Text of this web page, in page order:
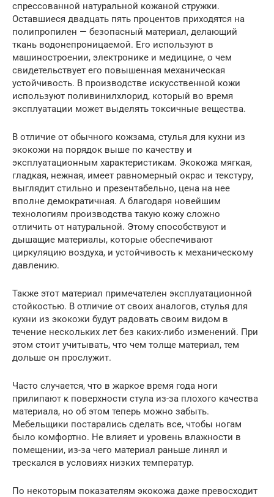
спрессованной натуральной кожаной стружки.
Оставшиеся двадцать пять процентов приходятся на
полипропилен — безопасный материал, делающий
ткань водонепроницаемой. Его используют в
машиностроении, электронике и медицине, о чем
свидетельствует его повышенная механическая
устойчивость. В производстве искусственной кожи
используют поливинилхлорид, который во время
эксплуатации может выделять токсичные вещества.
В отличие от обычного кожзама, стулья для кухни из
экокожи на порядок выше по качеству и
эксплуатационным характеристикам. Экокожа мягкая,
гладкая, нежная, имеет равномерный окрас и текстуру,
выглядит стильно и презентабельно, цена на нее
вполне демократичная. А благодаря новейшим
технологиям производства такую кожу сложно
отличить от натуральной. Этому способствуют и
дышащие материалы, которые обеспечивают
циркуляцию воздуха, и устойчивость к механическому
давлению.
Также этот материал примечателен эксплуатационной
стойкостью. В отличие от своих аналогов, стулья для
кухни из экокожи будут радовать своим видом в
течение нескольких лет без каких-либо изменений. При
этом стоит учитывать, что чем толще материал, тем
дольше он прослужит.
Часто случается, что в жаркое время года ноги
прилипают к поверхности стула из-за плохого качества
материала, но об этом теперь можно забыть.
Мебельщики постарались сделать все, чтобы ногам
было комфортно. Не влияет и уровень влажности в
помещении, из-за чего материал раньше линял и
трескался в условиях низких температур.
По некоторым показателям экокожа даже превосходит